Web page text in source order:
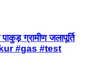
ग्रामीण जलापूर्ति
#gas #test